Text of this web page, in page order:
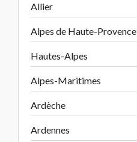
Allier
Alpes de Haute-Provence
Hautes-Alpes
Alpes-Maritimes
Ardèche
Ardennes